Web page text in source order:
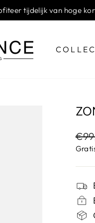
tijdelijk van hoge
prijs